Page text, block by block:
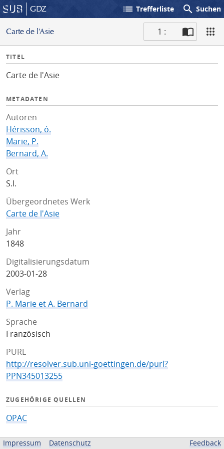
GDZ list Trefferliste search Suchen
Carte de l'Asie 1 :
I
f
TITEL
Carte de l'Asie
METADATEN
Autoren
Hérisson, ó.
Marie, P.
Bernard, A.
Ort
S.l.
Übergeordnetes Werk
Carte de l'Asie
Jahr
1848
Digitalisierungsdatum
2003-01-28
Verlag
P. Marie et A. Bernard
Sprache
Französisch
PURL
http://resolver.sub.uni-goettingen.de/purl?
PPN345013255
ZUGEHÖRIGE QUELLEN
OPAC
BEREITGESTELLT VON
Impressum Datenschutz Feedback